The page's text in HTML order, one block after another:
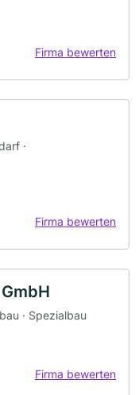
Firma bewerten
·
Firma bewerten
· Spezialbau
Firma bewerten